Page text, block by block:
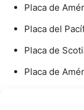
Placa de
Placa del
Placa de
Placa de